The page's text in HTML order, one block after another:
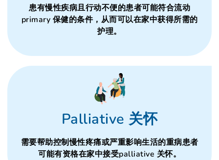
患有慢性疾病且行动不便的患者可能符合流动
primary 保健的条件，从而可以在家中获得所需的
护理。
Palliative 关怀
需要帮助控制慢性疼痛或严重影响生活的重病患者
可能有资格在家中接受palliative 关怀。